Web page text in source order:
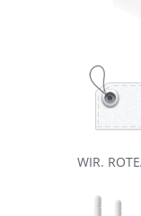
WIR.